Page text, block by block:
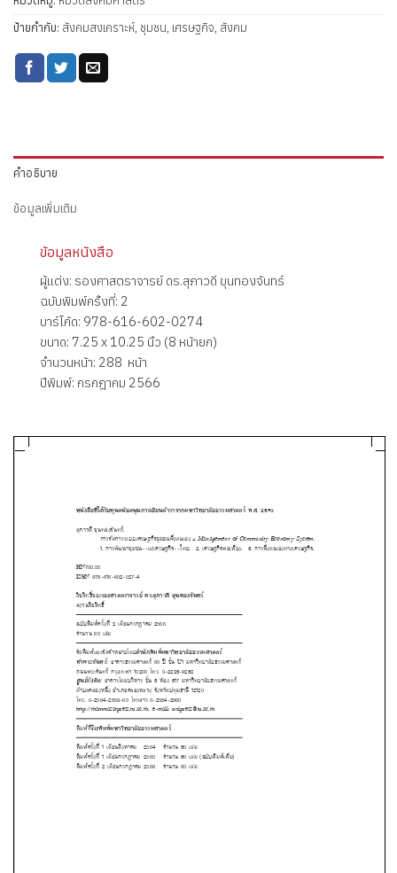
ป้ายกำกับ: สังคมสงเคราะห์, ชุมชน, เศรษฐกิจ, สังคม
คำอธิบาย
ข้อมูลเพิ่มเติม
ข้อมูลหนังสือ
ผู้แต่ง: รองศาสตราจารย์ ดร.สุภาวดี ขุนทองจันทร์
ฉบับพิมพ์ครั้งที่: 2
บาร์โค้ด: 978-616-602-0274
ขนาด: 7.25 x 10.25 นิ้ว (8 หน้ายก)
จำนวนหน้า: 288 หน้า
ปีพิมพ์: กรกฎาคม 2566